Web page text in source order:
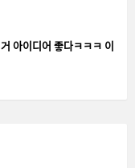
아이디어 좋다ㅋㅋㅋ 이